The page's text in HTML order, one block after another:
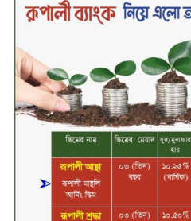
মধ্যরাতে
বলাকা
নিরাপদ ও
গড়তে কাজ
গভর্নর
জীবননগর